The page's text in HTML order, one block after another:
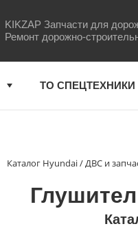
KIKZAP Запчасти для
Ремонт дорожно-
ТО СПЕЦТЕХНИКИ
Каталог Hyundai / ДВС и